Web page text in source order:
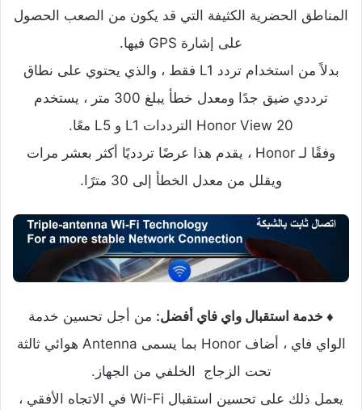
المناطق الحضرية الكثيفة التي قد يكون من الصعب الحصول
على إشارة GPS فيها.
بدلاً من استخدام تردد L1 فقط ، والذي يحتوي على نطاق
ترددي ضيق جدًا ومعدل خطأ يبلغ 300 متر ، يستخدم
Honor View 20 الترددات L1 و L5 معًا.
وفقًا لـ Honor ، يقدم هذا عرضًا تردديًا أكثر بعشر مرات
ويقلل من معدل الخطأ إلى 30 مترًا.
♦ خدمة استقبال واي فاي أفضل: من أجل تحسين خدمة
الواي فاي ، أضاف Honor بما يسمى Antenna هوائي ثالثة
تحت الزجاج الخلفي من الجهاز.
يعمل ذلك على تحسين استقبال Wi-Fi في الاتجاه الأفقي ،